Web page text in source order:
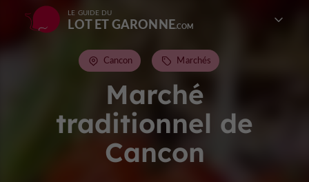
LE GUIDE DU
LOT ET GARONNE
Marché
traditionnel de
Cancon
Cancon Marchés